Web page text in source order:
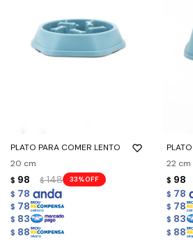
PLATO PARA COMER LENTO
20 cm
$ 98 $ 148 33
$ 78
$ 78
$ 83
$ 88
22 cm
$ 98
$ 78
$ 78
$ 83
$ 88